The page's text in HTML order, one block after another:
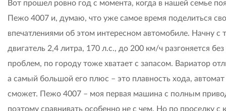
Вот прошел ровно год с момента, когда в нашей семье
Пежо 4007 и, думаю, что уже самое время поделиться
впечатлениями об этом интересном автомобиле. Начну с
двигатель 2,4 литра, 170 л.с., до 200 км/ч разгоняется без
проблем, по городу тоже хватает с запасом. Вариатор
а самый большой его плюс – это плавность хода, автомат
сможет. Пежо 4007 – моя первая машина с полным
поэтому сравнивать особенно не с чем. Но по проселку с